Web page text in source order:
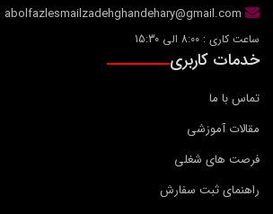
ساعت کاری : 8:00 الی 15:30
خدمات کاربری
تماس با ما
مقالات آموزشی
فرصت های شغلی
راهنمای ثبت سفارش